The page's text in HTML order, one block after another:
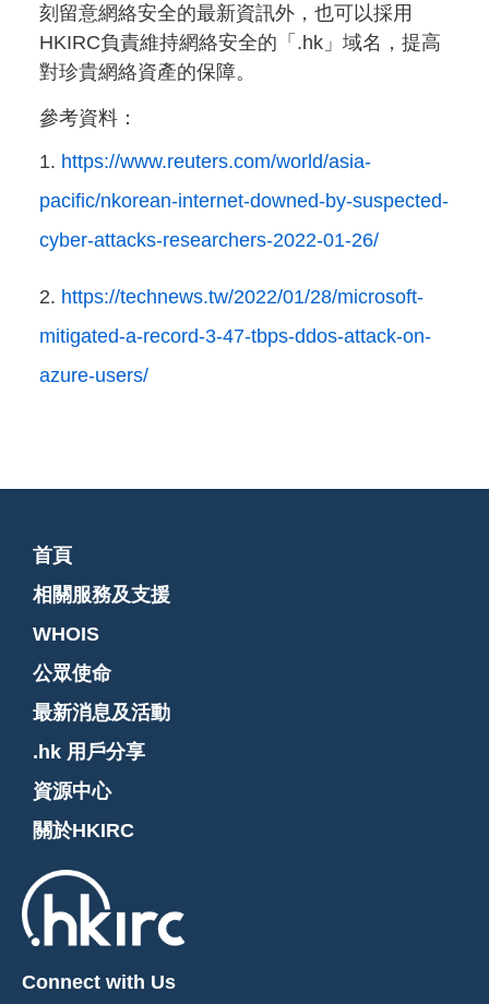
刻留意網絡安全的最新資訊外，也可以採用
HKIRC負責維持網絡安全的「.hk」域名，提高
對珍貴網絡資產的保障。
參考資料：
https://www.reuters.com/world/asia-
pacific/nkorean-internet-downed-by-suspected-
cyber-attacks-researchers-2022-01-26/
https://technews.tw/2022/01/28/microsoft-
mitigated-a-record-3-47-tbps-ddos-attack-on-
azure-users/
首頁
相關服務及支援
WHOIS
公眾使命
最新消息及活動
.hk 用戶分享
資源中心
關於HKIRC
Connect with Us